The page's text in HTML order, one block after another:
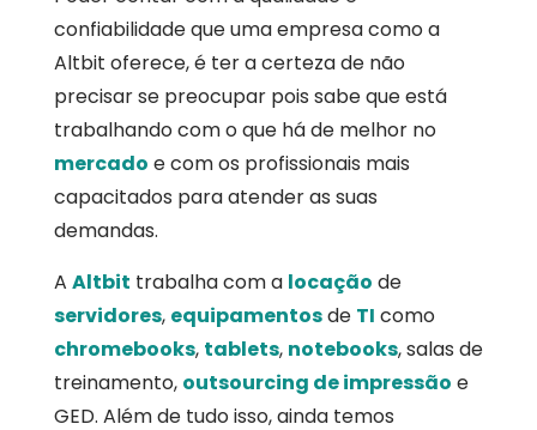
confiabilidade que uma empresa como a
Altbit oferece, é ter a certeza de não
precisar se preocupar pois sabe que está
trabalhando com o que há de melhor no
mercado e com os profissionais mais
capacitados para atender as suas
demandas.
A Altbit trabalha com a locação de
servidores, equipamentosde TI como
chromebooks, tablets, notebooks, salas de
treinamento, outsourcing de impressão e
GED. Além de tudo isso, ainda temos